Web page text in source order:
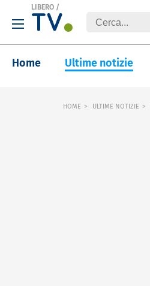
LIBERO /
Home Ultime notizie
HOME ULTIME NOTIZIE